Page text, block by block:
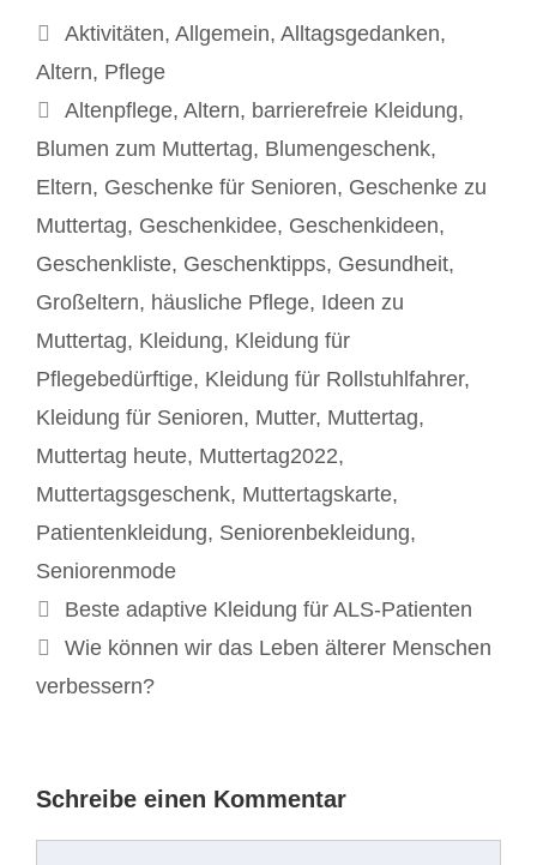
Kategorien
Aktivitäten, Allgemein, Alltagsgedanken,
Altern, Pflege
Schlagwörter
Altenpflege, Altern, barrierefreie Kleidung,
Blumen zum Muttertag, Blumengeschenk,
Eltern, Geschenke für Senioren, Geschenke zu
Muttertag, Geschenkidee, Geschenkideen,
Geschenkliste, Geschenktipps, Gesundheit,
Großeltern, häusliche Pflege, Ideen zu
Muttertag, Kleidung, Kleidung für
Pflegebedürftige, Kleidung für Rollstuhlfahrer,
Kleidung für Senioren, Mutter, Muttertag,
Muttertag heute, Muttertag2022,
Muttertagsgeschenk, Muttertagskarte,
Patientenkleidung, Seniorenbekleidung,
Seniorenmode
Beitrags-
Navigation
Beste adaptive Kleidung für ALS-Patienten
Wie können wir das Leben älterer Menschen
verbessern?
Schreibe einen Kommentar